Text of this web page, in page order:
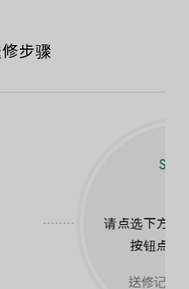
步骤
方按钮，参阅下方